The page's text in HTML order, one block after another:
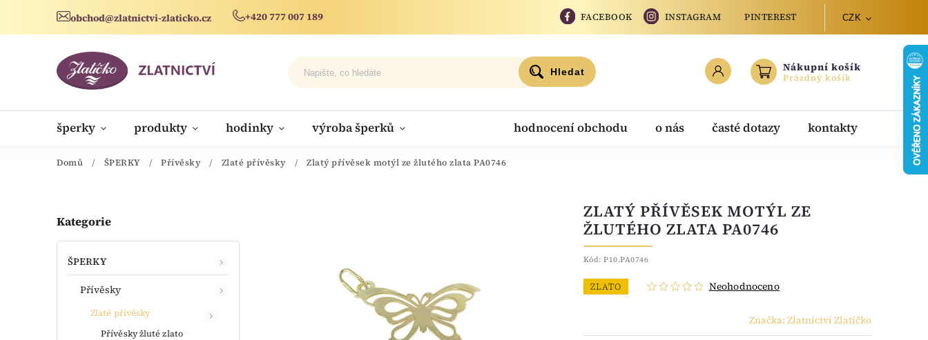
obchod@zlatnictvi-zlaticko.cz +420 777 007 189 FACEBOOK INSTAGRAM PINTEREST CZK
Hledat Nákupní košík
Prázdný košík
šperky produkty hodinky výroba šperků hodnocení obchodu o nás časté dotazy kontakty
novinky
Domů / ŠPERKY / Přívěsky / Zlaté přívěsky / Zlatý přívěsek motýl ze žlutého zlata PA0746
Kategorie
ŠPERKY
Přívěsky
Zlaté přívěsky
Přívěsky žluté zlato
ZLATÝ PŘÍVĚSEK MOTÝL ZE
ŽLUTÉHO ZLATA PA0746
Kód: P10.PA0746
ZLATO Neohodnoceno
Značka: Zlatnictví Zlatíčko